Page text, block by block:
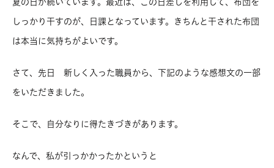
夏の日が続いています。最近は、この日差しを利用して、布団を
しっかり干すのが、日課となっています。きちんと干された布団
は本当に気持ちがよいです。
さて、先日 新しく入った職員から、下記のような感想文の一部
をいただきました。
そこで、自分なりに得たきづきがあります。
なんで、私が引っかかったかというと